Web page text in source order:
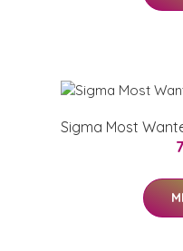
Sigma Most